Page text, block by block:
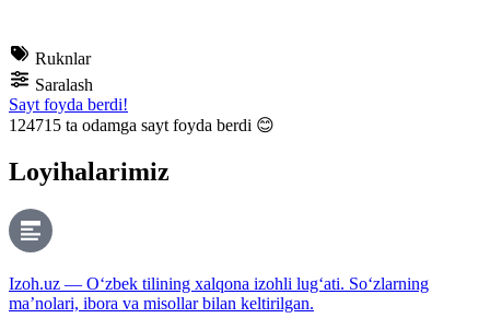
Ruknlar
Saralash
Sayt foyda berdi!
124715 ta odamga sayt foyda berdi 😊
Loyihalarimiz
Izoh.uz — O‘zbek tilining xalqona izohli lug‘ati. So‘zlarning
ma’nolari, ibora va misollar bilan keltirilgan.